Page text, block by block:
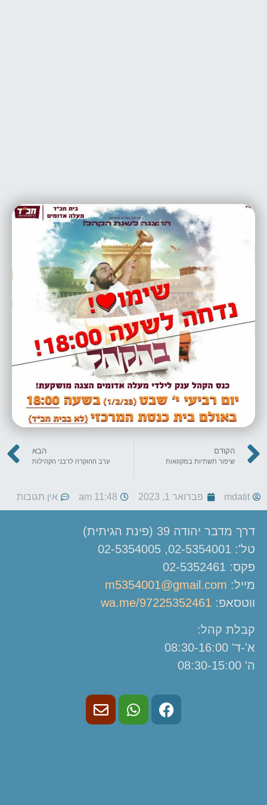
הקודם
שיפור תשתיות במקוואות
הבא
ערב ההוקרה לרבני הקהילות
mdatit פברואר 1, 2023 11:48 am אין תגובות
דרך מדבר יהודה 39 (פינת הגיתית)
טל': 02-5354001, 02-5354005
פקס: 02-5352461
מייל: m5354001@gmail.com
ווטסאפ: wa.me/97225352461
קבלת קהל:
א'-ד' 08:30-16:00
ה' 08:30-15:00